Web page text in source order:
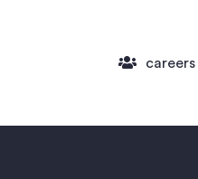
careers